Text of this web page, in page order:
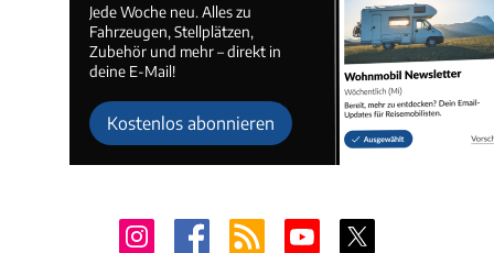
Jede Woche neu. Alles zu
Fahrzeugen, Stellplätzen,
Zubehör und mehr – direkt in
deine E-Mail!
Kostenlos abonnieren